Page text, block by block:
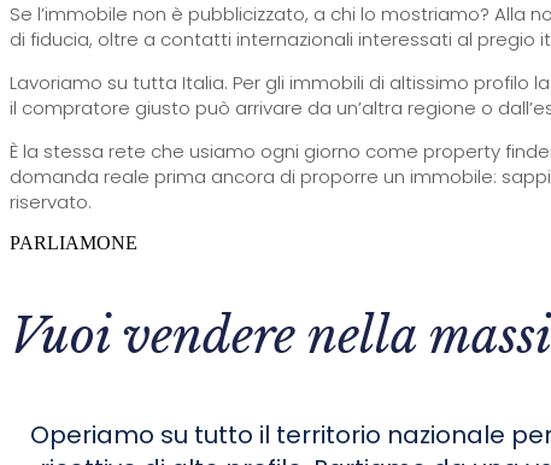
Se l’immobile non è pubblicizzato, a chi lo mostriamo?
di fiducia, oltre a contatti internazionali interessati al pregio
Lavoriamo su tutta Italia. Per gli immobili di altissimo profilo
il compratore giusto può arrivare da un’altra regione o
È la stessa rete che usiamo ogni giorno come property
domanda reale prima ancora di proporre un immobile:
riservato.
PARLIAMONE
Vuoi vendere nella
Operiamo su tutto il territorio nazionale